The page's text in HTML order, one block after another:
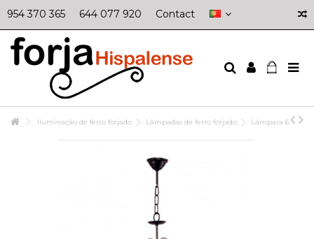
954 370 365 644 077 920 Contact
Iluminação de ferro forjado Lâmpadas de ferro forjado Lámpara 6